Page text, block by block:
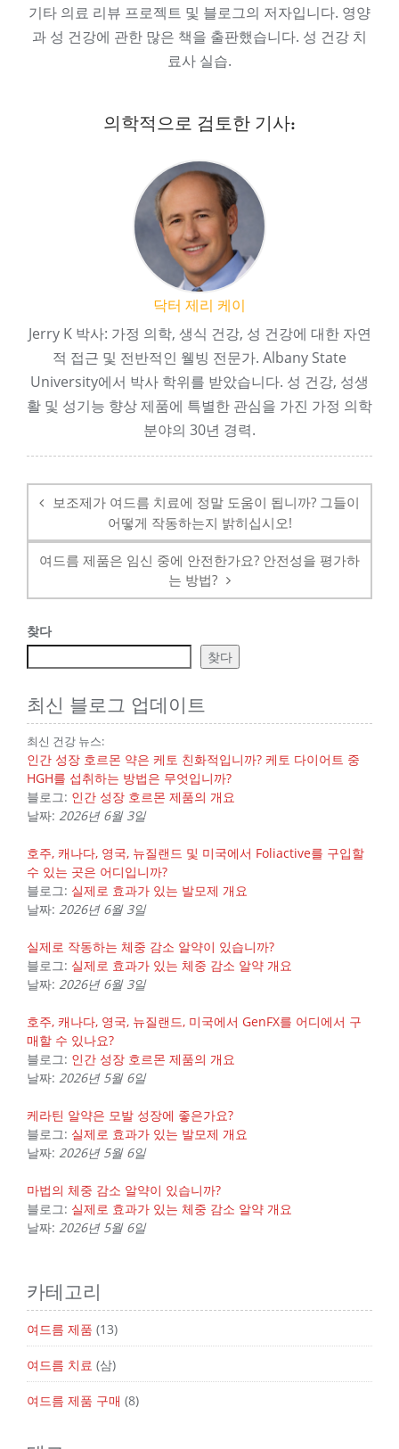
기타 의료 리뷰 프로젝트 및 블로그의 저자입니다. 영양
과 성 건강에 관한 많은 책을 출판했습니다. 성 건강 치
료사 실습.
의학적으로 검토한 기사:
닥터 제리 케이
Jerry K 박사: 가정 의학, 생식 건강, 성 건강에 대한 자연
적 접근 및 전반적인 웰빙 전문가. Albany State
University에서 박사 학위를 받았습니다. 성 건강, 성생
활 및 성기능 향상 제품에 특별한 관심을 가진 가정 의학
분야의 30년 경력.
색
후 보조제가 여드름 치료에 정말 도움이 됩니까? 그들이
어떻게 작동하는지 밝히십시오!
여드름 제품은 임신 중에 안전한가요? 안전성을 평가하
는 방법?
찾다
찾다
최신 블로그 업데이트
최신 건강 뉴스:
인간 성장 호르몬 약은 케토 친화적입니까? 케토 다이어트 중
HGH를 섭취하는 방법은 무엇입니까?
블로그: 인간 성장 호르몬 제품의 개요
날짜: 2026년 6월 3일
호주, 캐나다, 영국, 뉴질랜드 및 미국에서 Foliactive를 구입할
수 있는 곳은 어디입니까?
블로그: 실제로 효과가 있는 발모제 개요
날짜: 2026년 6월 3일
실제로 작동하는 체중 감소 알약이 있습니까?
블로그: 실제로 효과가 있는 체중 감소 알약 개요
날짜: 2026년 6월 3일
호주, 캐나다, 영국, 뉴질랜드, 미국에서 GenFX를 어디에서 구
매할 수 있나요?
블로그: 인간 성장 호르몬 제품의 개요
날짜: 2026년 5월 6일
케라틴 알약은 모발 성장에 좋은가요?
블로그: 실제로 효과가 있는 발모제 개요
날짜: 2026년 5월 6일
마법의 체중 감소 알약이 있습니까?
블로그: 실제로 효과가 있는 체중 감소 알약 개요
날짜: 2026년 5월 6일
카테고리
여드름 제품 (13)
여드름 치료 (삼)
여드름 제품 구매 (8)